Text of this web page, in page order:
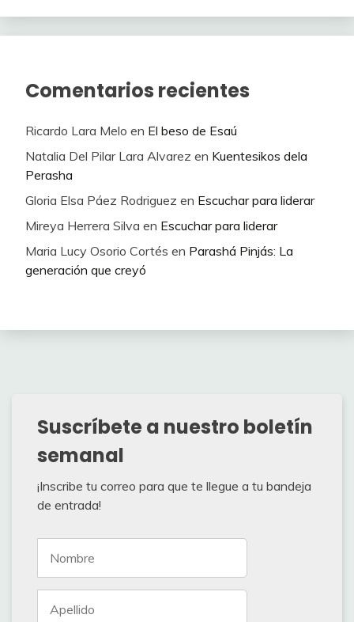
Comentarios recientes
Ricardo Lara Melo en El beso de Esaú
Natalia Del Pilar Lara Alvarez en Kuentesikos dela
Perasha
Gloria Elsa Páez Rodriguez en Escuchar para liderar
Mireya Herrera Silva en Escuchar para liderar
Maria Lucy Osorio Cortés en Parashá Pinjás: La
generación que creyó
Suscríbete a nuestro boletín
semanal
¡Inscribe tu correo para que te llegue a tu bandeja
de entrada!